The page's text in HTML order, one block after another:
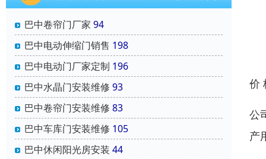
巴中卷帘门厂家 94
巴中电动伸缩门销售 198
巴中电动门厂家定制 196
巴中水晶门安装维修 93
巴中卷帘门安装维修 83
巴中车库门安装维修 105
巴中休闲阳光房安装 44
价
公
产